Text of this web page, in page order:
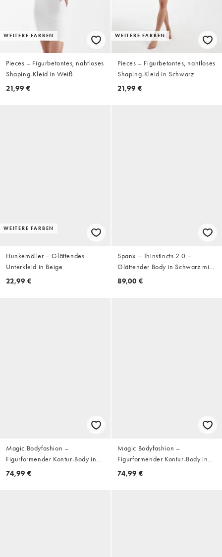
WEITERE FARBEN
Pieces – Figurbetontes, nahtloses
Shaping-Kleid in Weiß
21,99 €
WEITERE FARBEN
Pieces – Figurbetontes, nahtloses
Shaping-Kleid in Schwarz
21,99 €
WEITERE FARBEN
Hunkemöller – Glättendes
Unterkleid in Beige
22,99 €
Spanx – Thinstincts 2.0 –
Glättender Body in Schwarz mit
schmalen Trägern
89,00 €
Magic Bodyfashion –
Figurformender Kontur-Body in
Beige mit tiefem
74,99 €
Magic Bodyfashion –
Figurformender Kontur-Body in
Cappuccino mit tiefem
74,99 €